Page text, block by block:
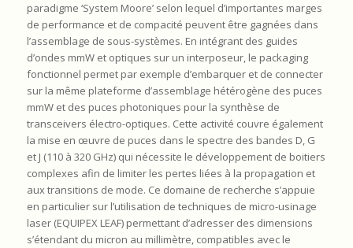
paradigme ‘System Moore’ selon lequel d’importantes marges
de performance et de compacité peuvent être gagnées dans
l’assemblage de sous-systèmes. En intégrant des guides
d’ondes mmW et optiques sur un interposeur, le packaging
fonctionnel permet par exemple d’embarquer et de connecter
sur la même plateforme d’assemblage hétérogène des puces
mmW et des puces photoniques pour la synthèse de
transceivers électro-optiques. Cette activité couvre également
la mise en œuvre de puces dans le spectre des bandes D, G
et J (110 à 320 GHz) qui nécessite le développement de boitiers
complexes afin de limiter les pertes liées à la propagation et
aux transitions de mode. Ce domaine de recherche s’appuie
en particulier sur l’utilisation de techniques de micro-usinage
laser (EQUIPEX LEAF) permettant d’adresser des dimensions
s’étendant du micron au millimètre, compatibles avec le